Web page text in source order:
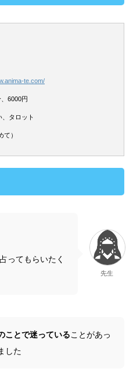
te.com/
6000円
タロット
）
ってもらいたく
先生
ことで迷っていることがあっ
した